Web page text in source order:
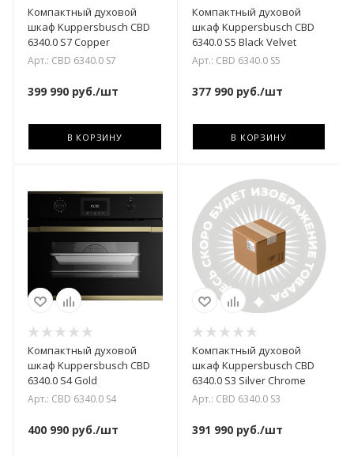
Компактный духовой
шкаф Kuppersbusch CBD
6340.0 S7 Copper
Арт.: CBD 6340.0 S7
399 990 руб./шт
В КОРЗИНУ
Компактный духовой
шкаф Kuppersbusch CBD
6340.0 S5 Black Velvet
Арт.: CBD 6340.0 S5
377 990руб./шт
В КОРЗИНУ
Компактный духовой
шкаф Kuppersbusch CBD
6340.0 S4 Gold
Арт.: CBD 6340.0 S4
400 990 руб./шт
Компактный духовой
шкаф Kuppersbusch CBD
6340.0 S3 Silver Chrome
Арт.: CBD 6340.0 S3
391 990руб./шт